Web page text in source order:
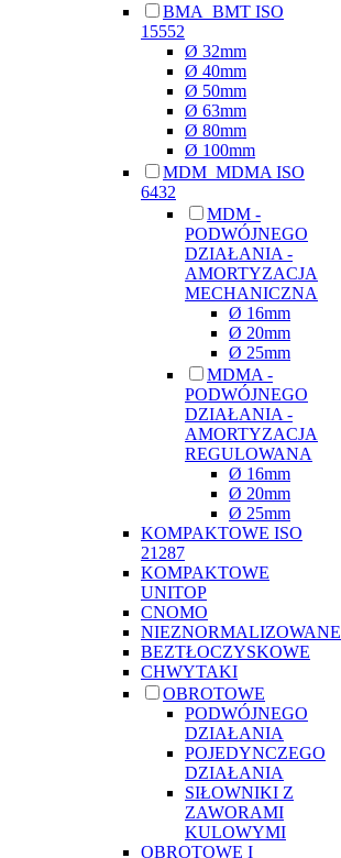
BMA_BMT ISO
15552
Ø 32mm
Ø 40mm
Ø 50mm
Ø 63mm
Ø 80mm
Ø 100mm
MDM_MDMA ISO
6432
MDM -
PODWÓJNEGO
DZIAŁANIA -
AMORTYZACJA
MECHANICZNA
Ø 16mm
Ø 20mm
Ø 25mm
MDMA -
PODWÓJNEGO
DZIAŁANIA -
AMORTYZACJA
REGULOWANA
Ø 16mm
Ø 20mm
Ø 25mm
KOMPAKTOWE ISO
21287
KOMPAKTOWE
UNITOP
CNOMO
NIEZNORMALIZOWANE
BEZTŁOCZYSKOWE
CHWYTAKI
OBROTOWE
PODWÓJNEGO
DZIAŁANIA
POJEDYNCZEGO
DZIAŁANIA
SIŁOWNIKI Z
ZAWORAMI
KULOWYMI
OBROTOWE I